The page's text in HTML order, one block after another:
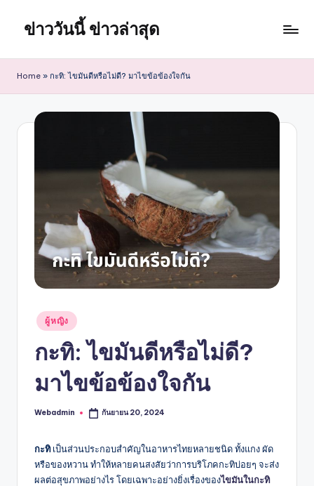
content
ข่าววันนี้ ข่าวล่าสุด
Home » กะทิ: ไขมันดีหรือไม่ดี? มาไขข้อข้องใจกัน
Posted
in
ผู้หญิง
กะทิ: ไขมันดีหรือไม่ดี?
มาไขข้อข้องใจกัน
Posted
Webadmin กันยายน 20, 2024
กะทิเป็นส่วนประกอบสำคัญในอาหารไทยหลายชนิด ทั้งแกง ผัด
หรือของหวาน ทำให้หลายคนสงสัยว่าการบริโภคกะทิบ่อยๆ จะส่ง
ผลต่อสุขภาพอย่างไร โดยเฉพาะอย่างยิ่งเรื่องของไขมันในกะทิ